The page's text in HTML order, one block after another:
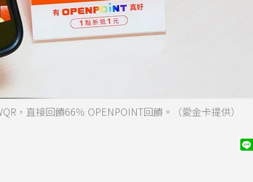
，直接回饋66％ OPENPOINT回饋。（愛金卡提供）